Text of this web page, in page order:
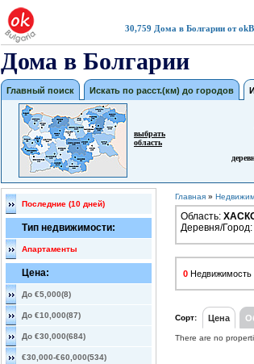
30,759 Дома в Болгарии от
Дома в Болгарии
Главный поиск Искать по расст.(км) до городов
выбрать
область
Последние (10 дней)
Тип недвижимости:
Апартаменты
Цена:
До €5,000(8)
До €10,000(87)
До €30,000(684)
€30,000-€60,000(534)
Главная »
Область:
Деревня/Город:
0
Сорт: Цена
There are no